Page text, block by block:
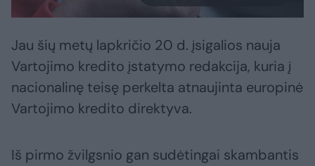
Jau šių metų lapkričio 20 d. įsigalios nauja
Vartojimo kredito įstatymo redakcija, kuria į
nacionalinę teisę perkelta atnaujinta europinė
Vartojimo kredito direktyva.
Iš pirmo žvilgsnio gan sudėtingai skambantis